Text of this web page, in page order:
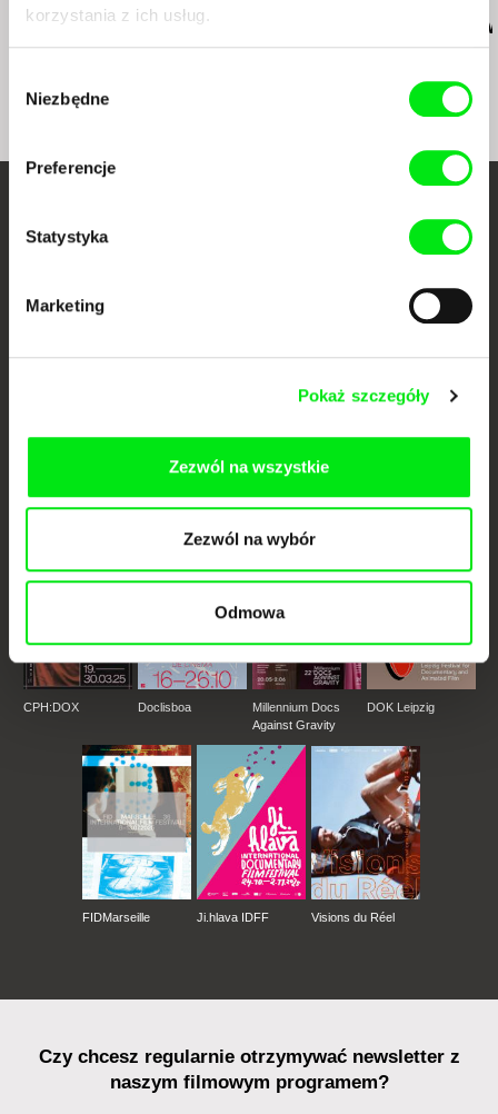
korzystania z ich usług.
zgody
Niezbędne
Preferencje
Statystyka
Marketing
Pokaż szczegóły
Zezwól na wszystkie
Zezwól na wybór
Odmowa
Helena Třeštíková
René. Klątwa wolności
Biały świat
Daliborka
różnorodność i promować wartościowe autorskie filmy.
CPH:DOX Doclisboa
Millennium Docs
Against Gravity
DOK Leipzig
FIDMarseille Ji.hlava IDFF Visions du Réel
Czy chcesz regularnie otrzymywać newsletter z
naszym filmowym programem?